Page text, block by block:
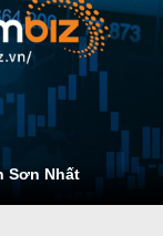
Sơn Nhất